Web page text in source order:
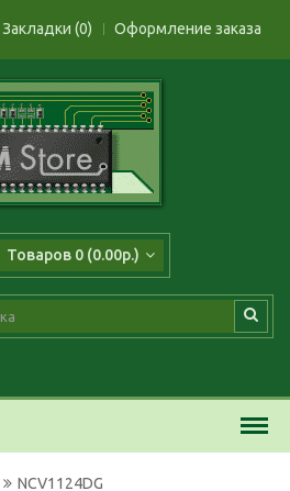
Закладки (0) Оформление заказа
Товаров 0 (0.00р.)
NCV1124DG